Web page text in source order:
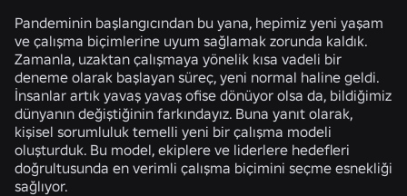
Pandeminin başlangıcından bu yana, hepimiz yeni yaşam
ve çalışma biçimlerine uyum sağlamak zorunda kaldık.
Zamanla, uzaktan çalışmaya yönelik kısa vadeli bir
deneme olarak başlayan süreç, yeni normal haline geldi.
İnsanlar artık yavaş yavaş ofise dönüyor olsa da, bildiğimiz
dünyanın değiştiğinin farkındayız. Buna yanıt olarak,
kişisel sorumluluk temelli yeni bir çalışma modeli
oluşturduk. Bu model, ekiplere ve liderlere hedefleri
doğrultusunda en verimli çalışma biçimini seçme esnekliği
sağlıyor.